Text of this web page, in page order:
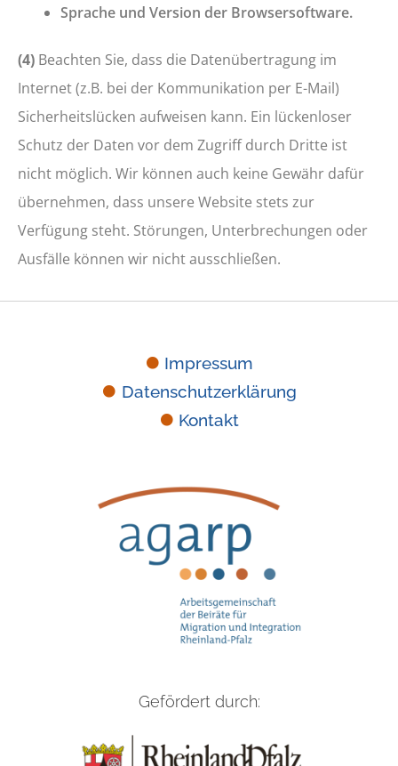
Sprache und Version der Browsersoftware.
(4) Beachten Sie, dass die Datenübertragung im
Internet (z.B. bei der Kommunikation per E-Mail)
Sicherheitslücken aufweisen kann. Ein lückenloser
Schutz der Daten vor dem Zugriff durch Dritte ist
nicht möglich. Wir können auch keine Gewähr dafür
übernehmen, dass unsere Website stets zur
Verfügung steht. Störungen, Unterbrechungen oder
Ausfälle können wir nicht ausschließen.
Impressum
Datenschutzerklärung
Kontakt
Gefördert durch: